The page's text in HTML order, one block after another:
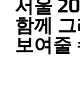
서울
함께
보여줄